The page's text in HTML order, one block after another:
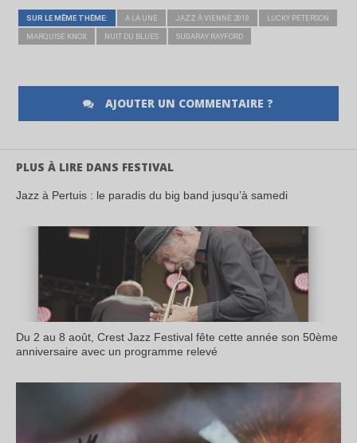
SUR LE MÊME THÈME: A LA UNE JAZZ À VIENNE 2018 LUCKY PETERSON
MARQUISE KNOX NUIT DU BLUES SUGARAY RAYFORD
AJOUTER UN COMMENTAIRE ?
PLUS À LIRE DANS FESTIVAL
Jazz à Pertuis : le paradis du big band jusqu’à samedi
Du 2 au 8 août, Crest Jazz Festival fête cette année son 50ème
anniversaire avec un programme relevé